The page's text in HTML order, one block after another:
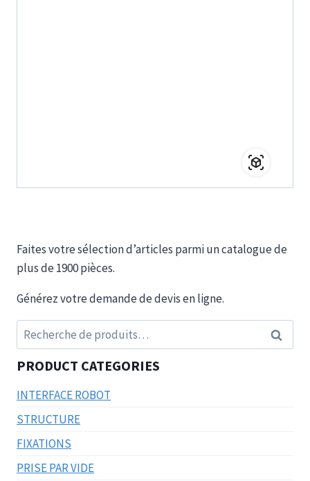
Faites votre sélection d’articles parmi un catalogue de
plus de 1900 pièces.
Générez votre demande de devis en ligne.
Recherche
pour :
PRODUCT CATEGORIES
INTERFACE ROBOT
STRUCTURE
FIXATIONS
PRISE PAR VIDE